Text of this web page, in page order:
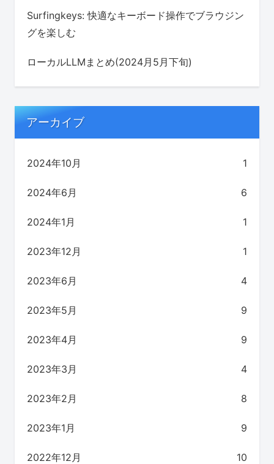
Surfingkeys: 快適なキーボード操作でブラウジン
グを楽しむ
ローカルLLMまとめ(2024月5月下旬)
アーカイブ
2024年10月 1
2024年6月 6
2024年1月 1
2023年12月 1
2023年6月 4
2023年5月 9
2023年4月 9
2023年3月 4
2023年2月 8
2023年1月 9
2022年12月 10